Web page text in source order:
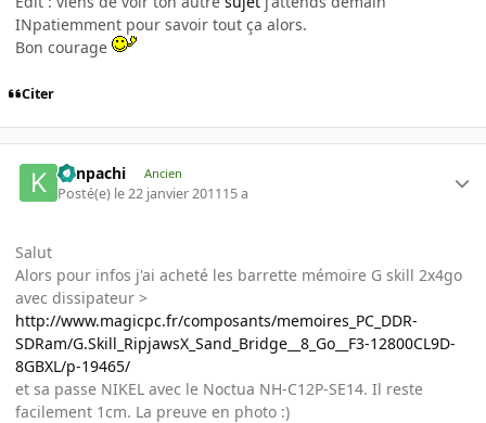
INpatiemment pour savoir tout ça alors.
Bon courage
Citer
Kenpachi Ancien
Posté(e) le 22 janvier 201115 a
Salut
Alors pour infos j'ai acheté les barrette mémoire G skill 2x4go
avec dissipateur >
http://www.magicpc.fr/composants/memoires_PC_DDR-
SDRam/G.Skill_RipjawsX_Sand_Bridge__8_Go__F3-12800CL9D-
8GBXL/p-19465/
et sa passe NIKEL avec le Noctua NH-C12P-SE14. Il reste
facilement 1cm. La preuve en photo :)